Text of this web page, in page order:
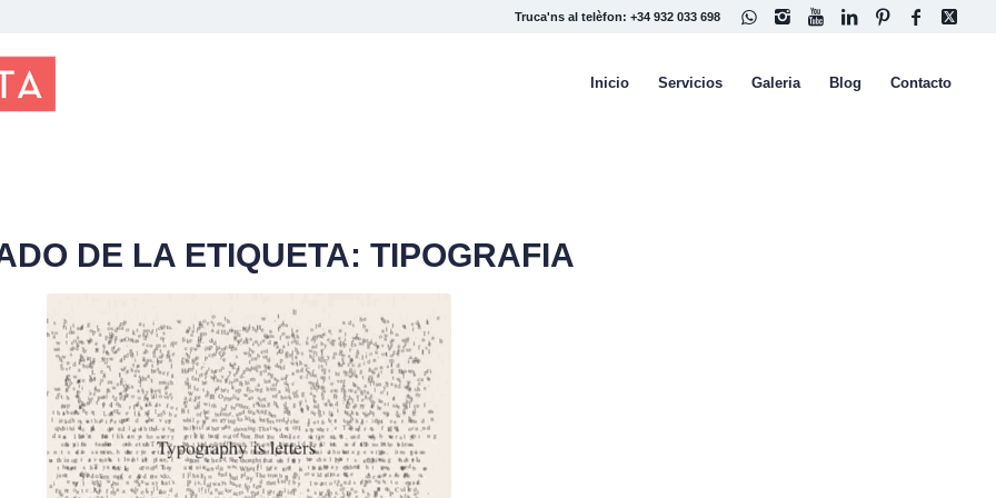
Truca'ns al telèfon: +34 932 033 698
Inicio Servicios Galeria Blog Contacto
DE LA ETIQUETA: TIPOGRAFIA